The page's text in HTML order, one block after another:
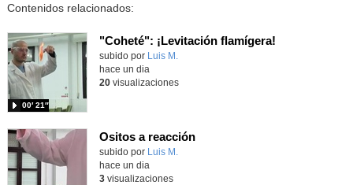
Contenidos relacionados:
"Coheté": ¡Levitación flamígera!
Contenido educativo.
subido por Luis M.
00′ 21″
hace un dia
20visualizaciones
Ositos a reacción
Contenido educativo.
subido por Luis M.
hace un dia
3visualizaciones